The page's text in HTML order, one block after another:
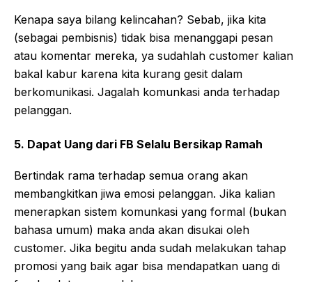
Kenapa saya bilang kelincahan? Sebab, jika kita
(sebagai pembisnis) tidak bisa menanggapi pesan
atau komentar mereka, ya sudahlah customer kalian
bakal kabur karena kita kurang gesit dalam
berkomunikasi. Jagalah komunkasi anda terhadap
pelanggan.
5. Dapat Uang dari FB Selalu Bersikap Ramah
Bertindak rama terhadap semua orang akan
membangkitkan jiwa emosi pelanggan. Jika kalian
menerapkan sistem komunkasi yang formal (bukan
bahasa umum) maka anda akan disukai oleh
customer. Jika begitu anda sudah melakukan tahap
promosi yang baik agar bisa mendapatkan uang di